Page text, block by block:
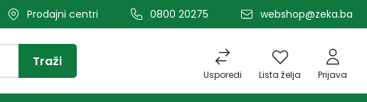
Prodajni centri 0800 20275 webshop@zeka.ba
Usporedi Lista želja Prijava
Traži